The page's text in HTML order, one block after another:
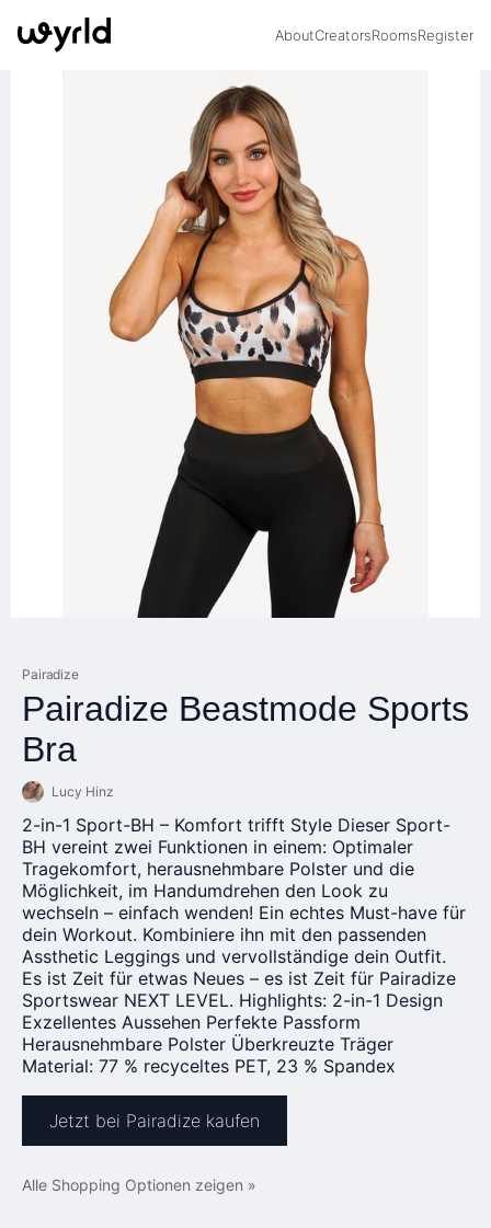
AboutCreatorsRoomsRegister
Pairadize
Pairadize Beastmode Sports
Bra
Lucy Hinz
2-in-1 Sport-BH – Komfort trifft Style Dieser Sport-
BH vereint zwei Funktionen in einem: Optimaler
Tragekomfort, herausnehmbare Polster und die
Möglichkeit, im Handumdrehen den Look zu
wechseln – einfach wenden! Ein echtes Must-have für
dein Workout. Kombiniere ihn mit den passenden
Assthetic Leggings und vervollständige dein Outfit.
Es ist Zeit für etwas Neues – es ist Zeit für Pairadize
Sportswear NEXT LEVEL. Highlights: 2-in-1 Design
Exzellentes Aussehen Perfekte Passform
Herausnehmbare Polster Überkreuzte Träger
Material: 77 % recyceltes PET, 23 % Spandex
Jetzt bei Pairadize kaufen
Alle Shopping Optionen zeigen »